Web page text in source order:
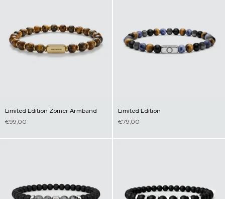
Limited Edition Zomer Armband
€99,00
Limited Edition
€79,00